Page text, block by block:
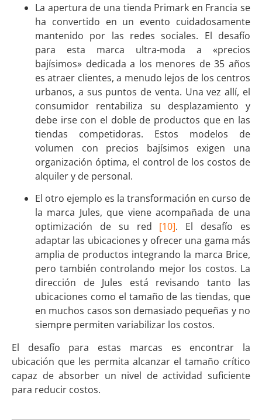
La apertura de una tienda Primark en Francia se
ha convertido en un evento cuidadosamente
mantenido por las redes sociales. El desafío
para esta marca ultra-moda a «precios
bajísimos» dedicada a los menores de 35 años
es atraer clientes, a menudo lejos de los centros
urbanos, a sus puntos de venta. Una vez allí, el
consumidor rentabiliza su desplazamiento y
debe irse con el doble de productos que en las
tiendas competidoras. Estos modelos de
volumen con precios bajísimos exigen una
organización óptima, el control de los costos de
alquiler y de personal.
El otro ejemplo es la transformación en curso de
la marca Jules, que viene acompañada de una
optimización de su red [10]. El desafío es
adaptar las ubicaciones y ofrecer una gama más
amplia de productos integrando la marca Brice,
pero también controlando mejor los costos. La
dirección de Jules está revisando tanto las
ubicaciones como el tamaño de las tiendas, que
en muchos casos son demasiado pequeñas y no
siempre permiten variabilizar los costos.
El desafío para estas marcas es encontrar la
ubicación que les permita alcanzar el tamaño crítico
capaz de absorber un nivel de actividad suficiente
para reducir costos.